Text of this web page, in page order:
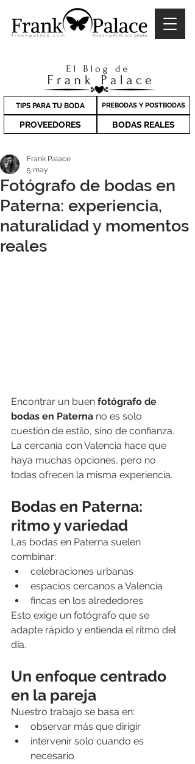
TIPS PARA TU BODA PREBODAS Y POSTBODAS
PROVEEDORES BODAS REALES
Fotógrafo de bodas en
Paterna: experiencia,
naturalidad y momentos
reales
Frank Palace
5 may
Encontrar un buen fotógrafo de
bodas en Paterna no es solo
cuestión de estilo, sino de confianza.
La cercanía con Valencia hace que
haya muchas opciones, pero no
todas ofrecen la misma experiencia.
Bodas en Paterna:
ritmo y variedad
Las bodas en Paterna suelen
combinar:
celebraciones urbanas
espacios cercanos a Valencia
fincas en los alrededores
Esto exige un fotógrafo que se
adapte rápido y entienda el ritmo del
día.
Un enfoque centrado
en la pareja
Nuestro trabajo se basa en:
observar más que dirigir
intervenir solo cuando es
necesario